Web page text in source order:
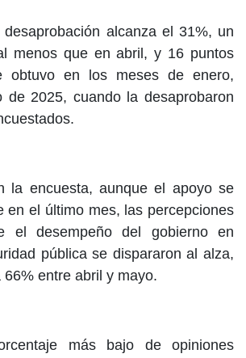
alcanza el 31%, un
menos que en abril, y 16 puntos
obtuvo en los meses de enero,
de 2025, cuando la desaprobaron
la encuesta, aunque el apoyo se
en el último mes, las percepciones
el desempeño del gobierno en
pública se dispararon al alza,
entre abril y mayo.
más bajo de opiniones